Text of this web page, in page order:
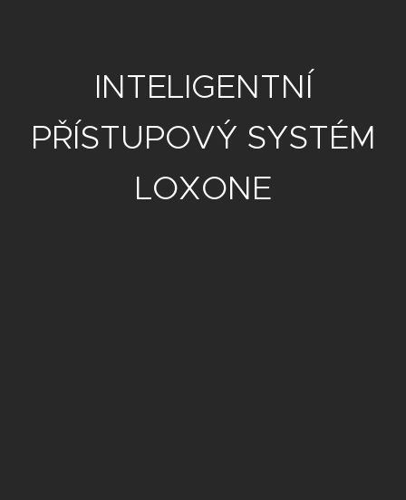
INTELIGENTNÍ
PŘÍSTUPOVÝ SYSTÉM
LOXONE